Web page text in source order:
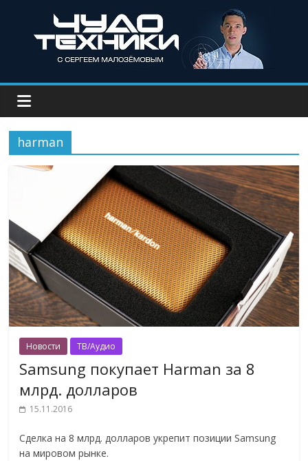
harman
Новости ТВ/Аудио
Samsung покупает Harman за 8
млрд. долларов
15.11.2016
Сделка на 8 млрд. долларов укрепит позиции Samsung
на мировом рынке.